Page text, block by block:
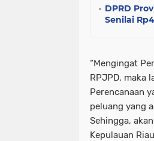
DPRD
Senilai
“Mengingat
RPJPD, maka
Perencanaan
peluang yang
Sehingga,
Kepulauan